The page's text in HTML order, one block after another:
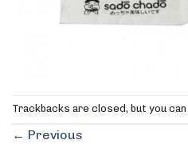
Trackbacks are closed, but you can
← Previous